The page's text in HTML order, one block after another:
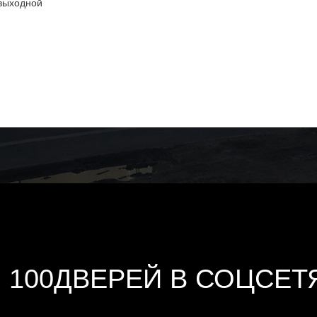
100ДВЕРЕЙ В